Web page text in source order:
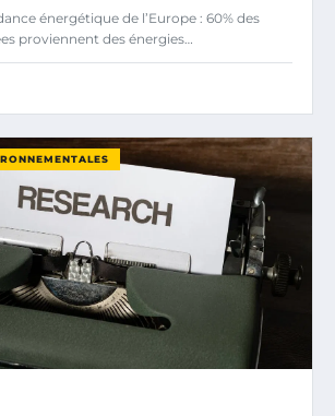
énergétique de l’Europe : 60% des
proviennent des énergies…